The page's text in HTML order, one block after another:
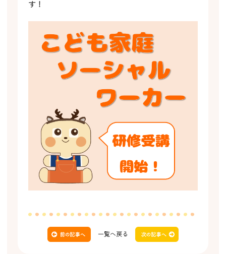
す！
一覧へ戻る